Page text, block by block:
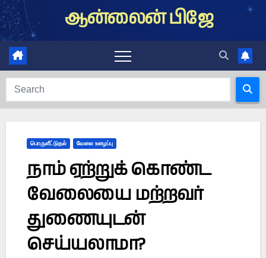
Skip
to
content
ஆன்லைன் பிஜே
பொருளீட்டுதல் வேலை உழைப்பு
நாம் ஏற்றுக் கொண்ட
வேலையை மற்றவர்
துணையுடன்
செய்யலாமா?